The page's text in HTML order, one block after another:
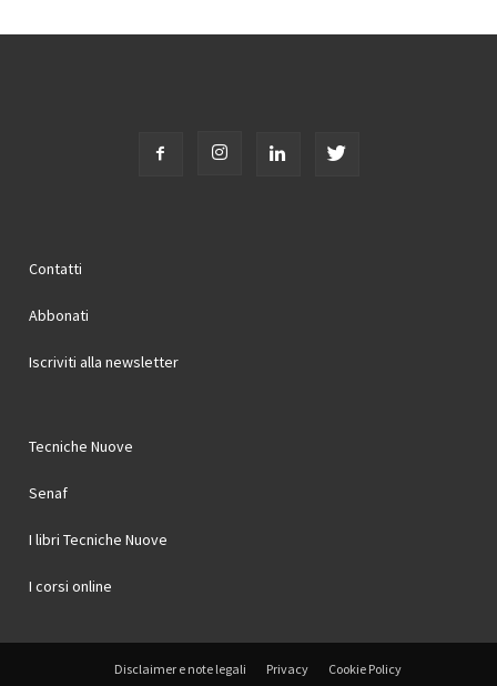
Contatti
Abbonati
Iscriviti alla newsletter
Tecniche Nuove
Senaf
I libri Tecniche Nuove
I corsi online
Disclaimer e note legali Privacy Cookie Policy